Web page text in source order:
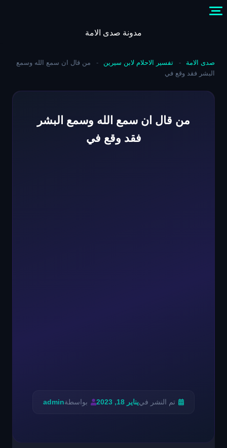
content
مدونة صدى الامة
صدى الامة - تفسير الاحلام لابن سيرين -
من قال ان سمع الله وسمع
البشر فقد وقع في
من قال ان سمع الله وسمع البشر
فقد وقع في
تم النشر فييناير 18, 2023 بواسطةadmin